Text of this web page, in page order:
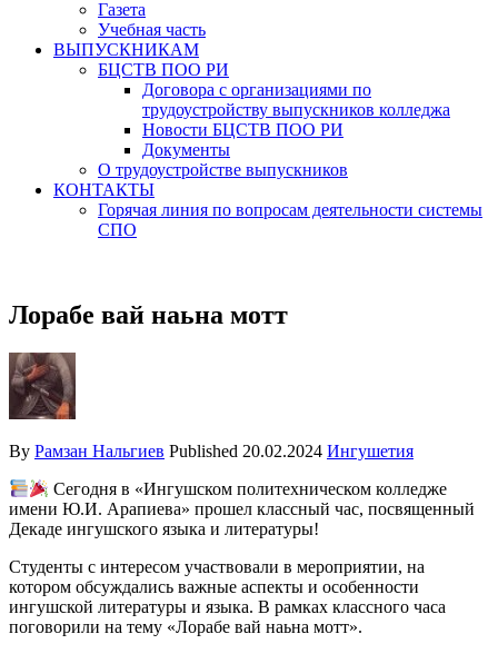
Газета
Учебная часть
ВЫПУСКНИКАМ
БЦСТВ ПОО РИ
Договора с организациями по
трудоустройству выпускников колледжа
Новости БЦСТВ ПОО РИ
Документы
О трудоустройстве выпускников
КОНТАКТЫ
Горячая линия по вопросам деятельности системы
СПО
Лорабе вай наьна мотт
By Рамзан Нальгиев Published 20.02.2024 Ингушетия
Сегодня в «Ингушском политехническом колледже
имени Ю.И. Арапиева» прошел классный час, посвященный
Декаде ингушского языка и литературы!
Студенты с интересом участвовали в мероприятии, на
котором обсуждались важные аспекты и особенности
ингушской литературы и языка. В рамках классного часа
поговорили на тему «Лорабе вай наьна мотт».